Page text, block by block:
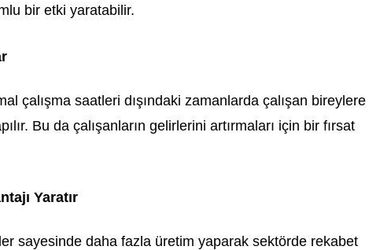
bir etki yaratabilir.
çalışma saatleri dışındaki zamanlarda çalışan bireylere
Bu da çalışanların gelirlerini artırmaları için bir fırsat
Yaratır
sayesinde daha fazla üretim yaparak sektörde rekabet